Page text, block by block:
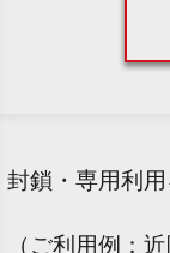
封鎖・専用利
（ご利用例：